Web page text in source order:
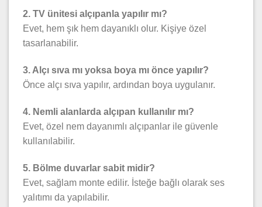
2. TV ünitesi alçıpanla yapılır mı?
Evet, hem şık hem dayanıklı olur. Kişiye özel
tasarlanabilir.
3. Alçı sıva mı yoksa boya mı önce yapılır?
Önce alçı sıva yapılır, ardından boya uygulanır.
4. Nemli alanlarda alçıpan kullanılır mı?
Evet, özel nem dayanımlı alçıpanlar ile güvenle
kullanılabilir.
5. Bölme duvarlar sabit midir?
Evet, sağlam monte edilir. İsteğe bağlı olarak ses
yalıtımı da yapılabilir.